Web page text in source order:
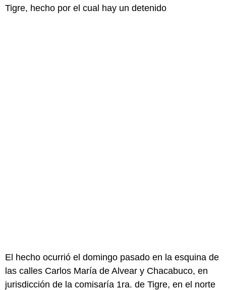
Tigre, hecho por el cual hay un detenido
El hecho ocurrió el domingo pasado en la esquina de
las calles Carlos María de Alvear y Chacabuco, en
jurisdicción de la comisaría 1ra. de Tigre, en el norte